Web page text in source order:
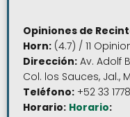
Opiniones de
Horn: (4.7) / 11
Dirección: Av. Adolf
Col. los Sauces, Jal.,
Teléfono: +52 33
Horario: Horario: